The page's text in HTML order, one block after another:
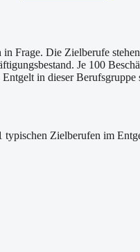
Frage. Die Zielberufe
Je 100
in dieser
Zielberufen im